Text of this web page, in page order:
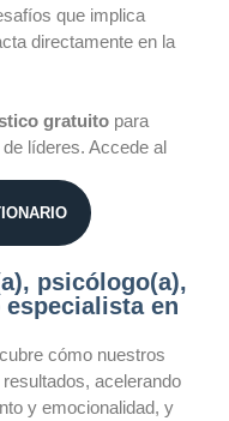
que implica
directamente en la
gratuito para
líderes. Accede al
psicólogo(a),
en
cómo nuestros
acelerando
y emocionalidad, y